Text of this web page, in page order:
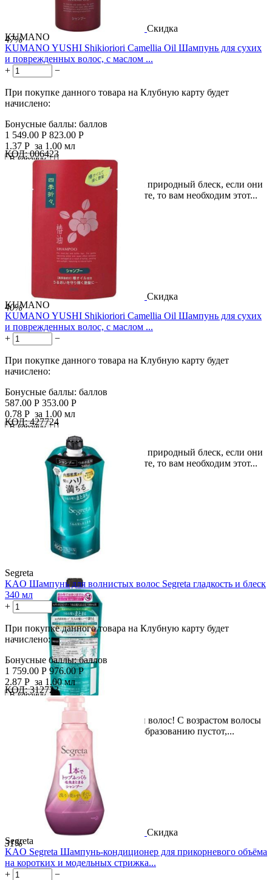
Скидка
47%
KUMANO
KUMANO YUSHI Shikioriori Camellia Oil Шампунь для сухих
и поврежденных волос, c маслом ...
+
−
При покупке данного товара на Клубную карту будет
начислено:
Бонусные баллы: баллов
1 549.00 Р 823.00 Р
1.37 Р за 1.00 мл
В корзину

Если ваши волосы потеряли свой природный блеск, если они
повреждены и нуждаются в защите, то вам необходим этот...
КОД: 006423
Скидка
40%
KUMANO
KUMANO YUSHI Shikioriori Camellia Oil Шампунь для сухих
и поврежденных волос, c маслом ...
+
−
При покупке данного товара на Клубную карту будет
начислено:
Бонусные баллы: баллов
587.00 Р 353.00 Р
0.78 Р за 1.00 мл
В корзину

Если ваши волосы потеряли свой природный блеск, если они
повреждены и нуждаются в защите, то вам необходим этот...
КОД: 427724
Segreta
KAO Шампунь для волнистых волос Segreta гладкость и блеск
340 мл
+
−
При покупке данного товара на Клубную карту будет
начислено:
Бонусные баллы: баллов
1 759.00 Р 976.00 Р
2.87 Р за 1.00 мл
В корзину

Твой секрет красоты и молодости волос! С возрастом волосы
теряют липиды, что приводит к образованию пустот,...
КОД: 312723
Скидка
31%
Segreta
KAO Segreta Шампунь-кондиционер для прикорневого объёма
на коротких и модельных стрижка...
+
−